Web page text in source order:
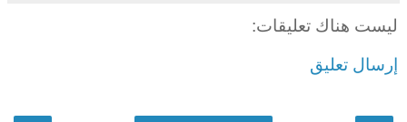
ليست هناك تعليقات:
إرسال تعليق